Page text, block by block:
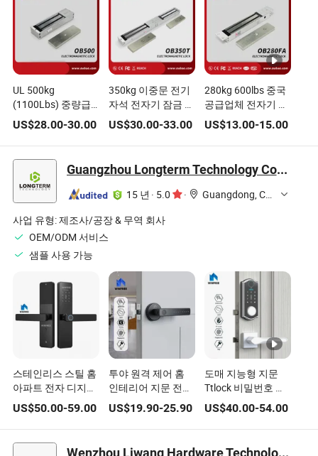
UL 500kg
(1100Lbs) 중량급
단일 도어 전자 전기
제어 자석 잠금장치
US$28.00-30.00
350kg 이중문 전기
자석 전자기 잠금 장
치 전기 제어 잠금
장치
US$30.00-33.00
280kg 600lbs 중국
공급업체 전자기 전
자기 도어 잠금장치
US$13.00-15.00
Guangzhou Longterm Technology Co.,Ltd.
15 년 · 5.0 ·
Guangdong, China
사업 유형:제조사/공장 & 무역 회사
OEM/ODM 서비스
샘플 사용 가능
스테인리스 스틸 홈
아파트 전자 디지털
지문 블루투스 스마
트 도어 잠금장치
US$50.00-59.00
투야 원격 제어 홈
인테리어 지문 전자
스마트 홈 디지털 도
어 잠금장치
US$19.90-25.90
도매 지능형 지문
Ttlock 비밀번호 보
안 도어 전자 잠금장
치 스마트 디지털 잠
금장치
US$40.00-54.00